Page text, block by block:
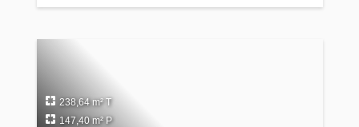
238,64 m² T
147,40 m² P